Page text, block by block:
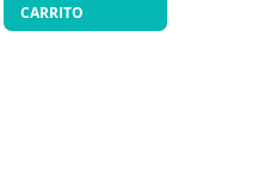
CARRITO